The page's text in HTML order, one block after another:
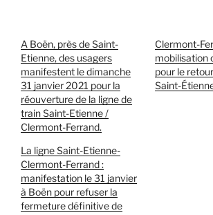
A Boën, près de Saint-
Etienne, des usagers
manifestent le dimanche
31 janvier 2021 pour la
réouverture de la ligne de
train Saint-Etienne /
Clermont-Ferrand.
Clermont-
mobilisation
pour le
Saint-
La ligne Saint-Etienne-
Clermont-Ferrand :
manifestation le 31 janvier
à Boën pour refuser la
fermeture définitive de